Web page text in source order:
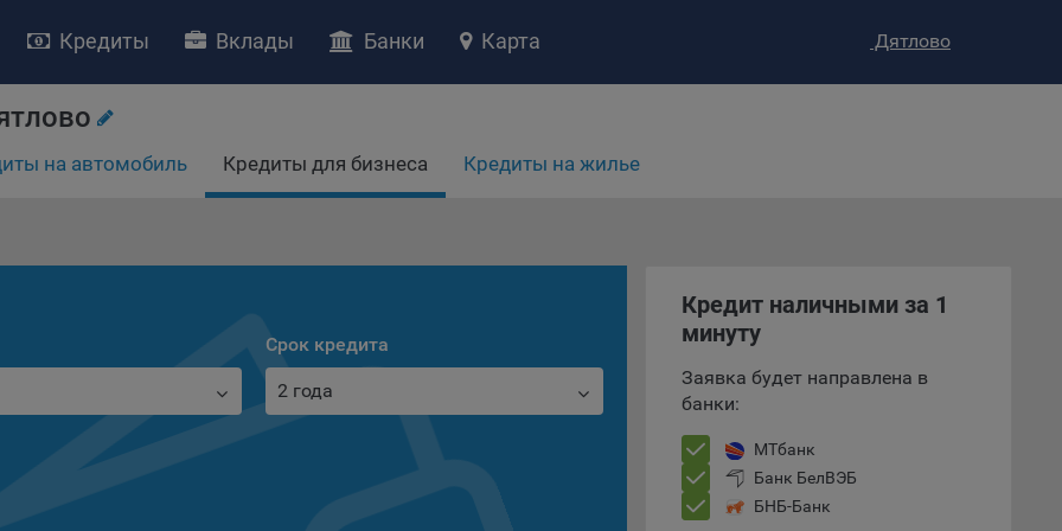
«О политике обработки файлов cookie»
подходит к соблюдению прав субъектов персональных данных.
положения о политике обработки файлов cookie (далее –
) является одной из принимаемых Обществом мер по защите
Дятлово
Кредиты Вклады Банки Карта
на автомобиль Кредиты для бизнеса Кредиты на жилье
Срок кредита
2 года
Кредит наличными за 1
минуту
Заявка будет направлена в
банки:
МТбанк
Банк БелВЭБ
БНБ-Банк